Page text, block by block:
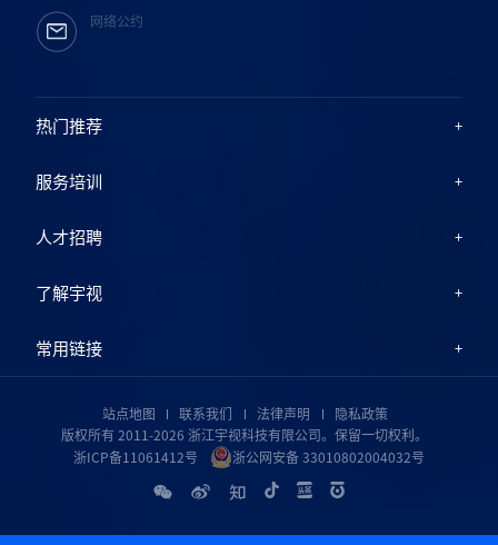
热门推荐
服务培训
人才招聘
了解宇视
常用链接
网络公约
站点地图 联系我们 法律声明
隐私政策
版权所有 2011-2026 浙江宇视科技有限公司。保留一切权利。
浙ICP备11061412号
浙公网安备 33010802004032号